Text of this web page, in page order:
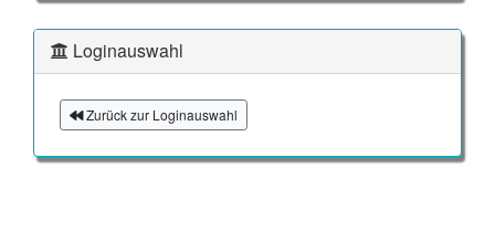
Loginauswahl
Zurück zur Loginauswahl